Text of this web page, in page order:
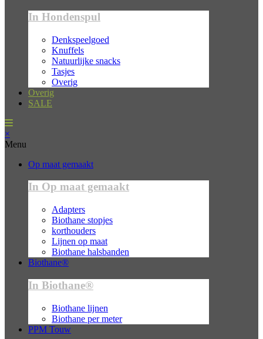
In Hondenspul
Denkspeelgoed
Knuffels
Natuurlijke snacks
Tasjes
Overig
Overig
SALE
×
Menu
Op maat gemaakt
In Op maat gemaakt
Adapters
Biothane stopjes
korthouders
Lijnen op maat
Biothane halsbanden
Biothane®
In Biothane®
Biothane lijnen
Biothane per meter
PPM Touw